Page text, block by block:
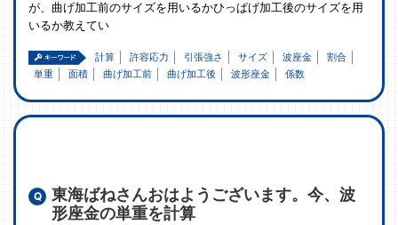
が、曲げ加工前のサイズを用いるかひっぱげ加工後のサイズを用
いるか教えてい
計算 許容応力 引張強さ サイズ 波座金
割合
単重
面積 曲げ加工前 曲げ加工後 波形座金 係数
東海ばねさんおはようございます。今、波
形座金の単重を計算